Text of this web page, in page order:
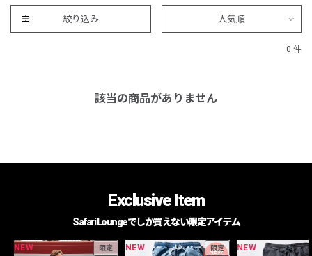
絞り込み 人気順
0 件
該当の商品がありません
Exclusive Item
Safari Loungeでしか買えない限定アイテム
NEW 限定 NEW 限定 NEW